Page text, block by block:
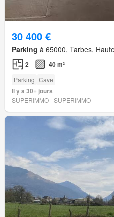
30 400 €
Parking à 65000, Tarbes,
2 40 m²
Parking Cave
Il y a 30+ jours
SUPERIMMO - SUPERIMMO